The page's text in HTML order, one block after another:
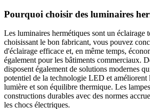
Pourquoi choisir des luminaires
Les luminaires hermétiques sont un éclairage
choisissant le bon fabricant, vous pouvez
d'éclairage efficace et, en même temps,
également pour les bâtiments commerciaux.
disposent également de solutions modernes
potentiel de la technologie LED et améliorent
lumière et son équilibre thermique. Les
constructions durables avec des normes
les chocs électriques.